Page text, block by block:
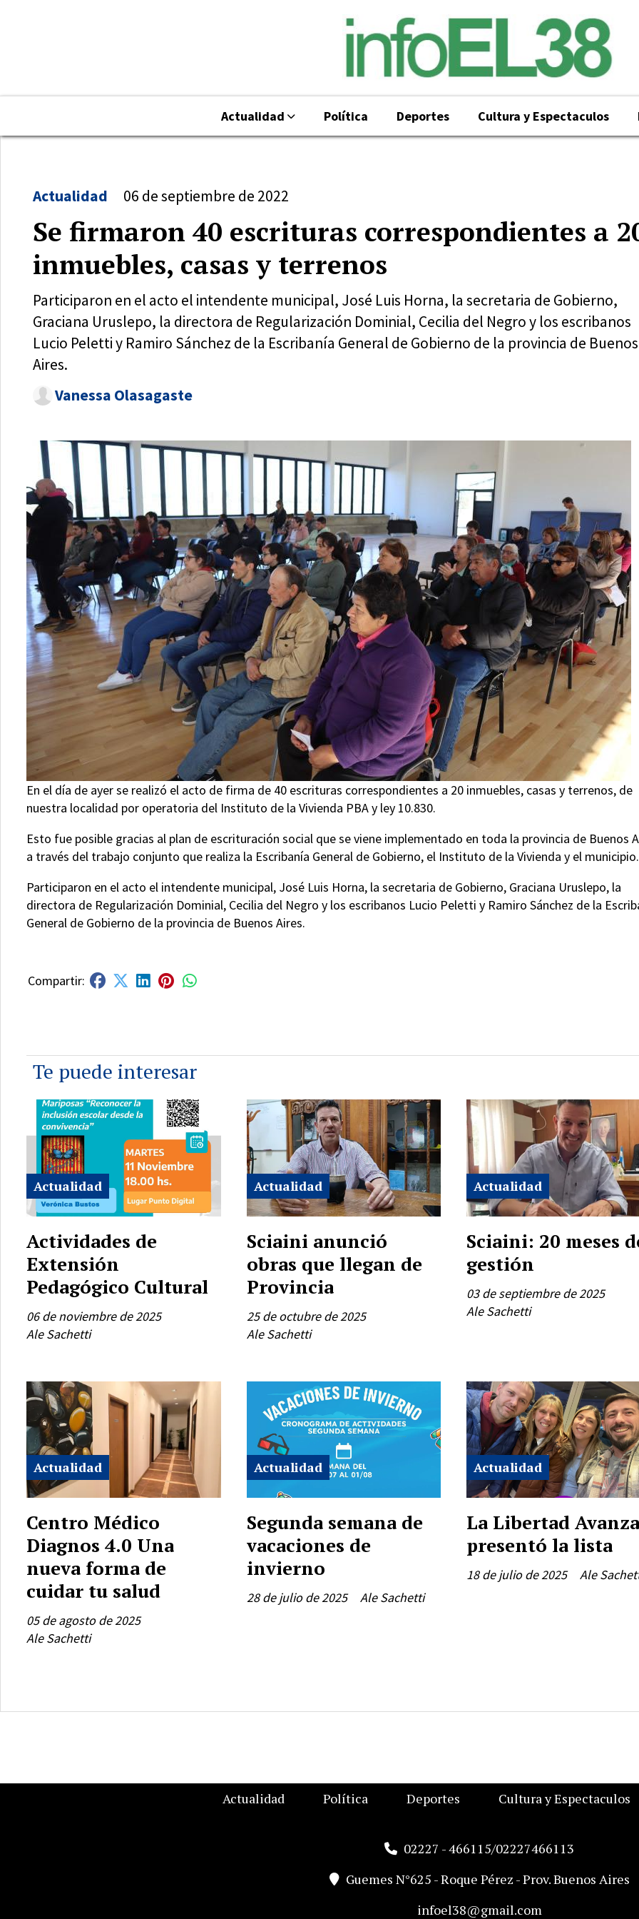
Actualidad Política Deportes Cultura y Espectaculos
Se firmaron 40 escrituras correspondientes a
inmuebles, casas y terrenos
Participaron en el acto el intendente municipal, José Luis Horna, la secretaria de Gobierno,
Graciana Uruslepo, la directora de Regularización Dominial, Cecilia del Negro y los escribanos
Lucio Peletti y Ramiro Sánchez de la Escribanía General de Gobierno de la provincia de Buenos
Aires.
Actualidad 06 de septiembre de 2022
Vanessa Olasagaste
En el día de ayer se realizó el acto de firma de 40 escrituras correspondientes a 20 inmuebles, casas y terrenos, de
nuestra localidad por operatoria del Instituto de la Vivienda PBA y ley 10.830.
Esto fue posible gracias al plan de escrituración social que se viene implementado en toda la provincia de Buenos
a través del trabajo conjunto que realiza la Escribanía General de Gobierno, el Instituto de la Vivienda y el municipio.
Participaron en el acto el intendente municipal, José Luis Horna, la secretaria de Gobierno, Graciana Uruslepo, la
directora de Regularización Dominial, Cecilia del Negro y los escribanos Lucio Peletti y Ramiro Sánchez de la
General de Gobierno de la provincia de Buenos Aires.
Te puede interesar
Actividades de
Extensión
Pedagógico Cultural
Ale Sachetti
Actualidad
06 de noviembre de 2025
Sciaini anunció
obras que llegan de
Provincia
Ale Sachetti
Actualidad
25 de octubre de 2025
Sciaini: 20 meses
gestión
Ale Sachetti
Actualidad
03 de septiembre de 2025
Centro Médico
Diagnos 4.0 Una
nueva forma de
cuidar tu salud
Ale Sachetti
Actualidad
05 de agosto de 2025
Segunda semana de
vacaciones de
invierno
Ale Sachetti
Actualidad
28 de julio de 2025
La Libertad
presentó la lista
Ale
Actualidad
18 de julio de 2025
Actualidad Política Deportes Cultura y Espectaculos
02227 - 466115/02227466113
Guemes N°625 - Roque Pérez - Prov. Buenos Aires
infoel38@gmail.com